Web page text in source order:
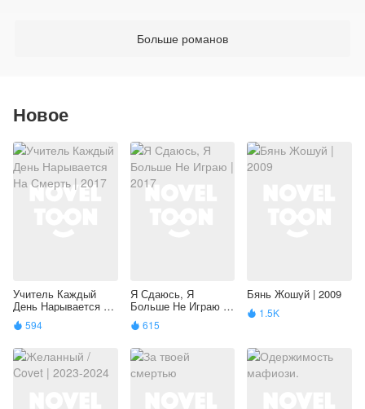
Больше романов
Новое
Учитель Каждый
День Нарывается На
Смерть | 2017
 594
Я Сдаюсь, Я
Больше Не Играю |
2017
 615
Бянь Жошуй | 2009
 1.5K